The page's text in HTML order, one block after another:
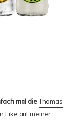
mal dieThomas
Like auf meiner